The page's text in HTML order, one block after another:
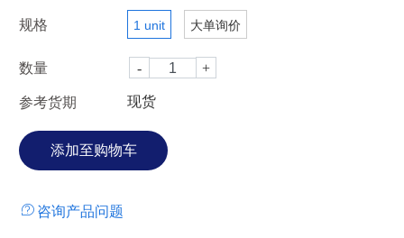
规格 1 unit 大单询价
数量
参考货期 现货
咨询产品问题